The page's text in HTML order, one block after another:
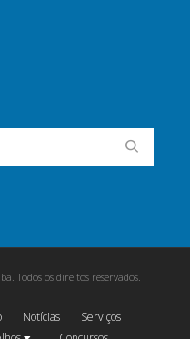
Todos os direitos reservados.
Notícias
Serviços